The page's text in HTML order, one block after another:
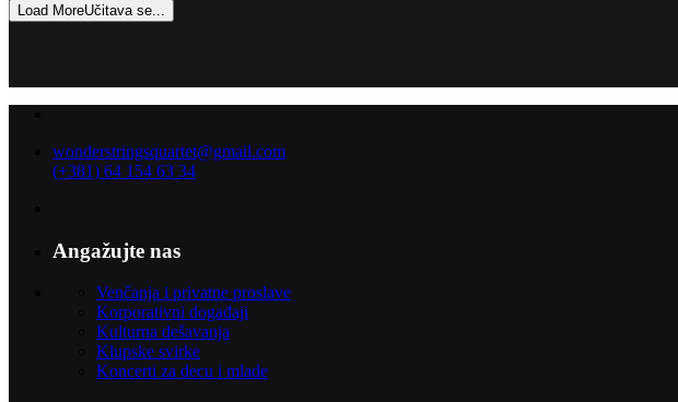
Load MoreUčitava se...
wonderstringsquartet@gmail.com
(+381) 64 154 63 34
Angažujte nas
Venčanja i privatne proslave
Korporativni događaji
Kulturna dešavanja
Klupske svirke
Koncerti za decu i mlade